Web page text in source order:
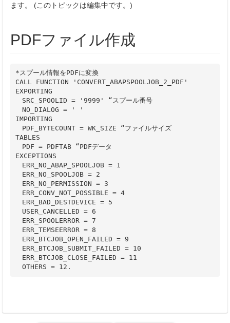
ます。 (このトピックは編集中です。)
PDFファイル作成
*スプール情報をPDFに変換
CALL FUNCTION 'CONVERT_ABAPSPOOLJOB_2_PDF'
EXPORTING
SRC_SPOOLID = '9999' “スプール番号
NO_DIALOG = ' '
IMPORTING
PDF_BYTECOUNT = WK_SIZE “ファイルサイズ
TABLES
PDF = PDFTAB “PDFデータ
EXCEPTIONS
ERR_NO_ABAP_SPOOLJOB = 1
ERR_NO_SPOOLJOB = 2
ERR_NO_PERMISSION = 3
ERR_CONV_NOT_POSSIBLE = 4
ERR_BAD_DESTDEVICE = 5
USER_CANCELLED = 6
ERR_SPOOLERROR = 7
ERR_TEMSEERROR = 8
ERR_BTCJOB_OPEN_FAILED = 9
ERR_BTCJOB_SUBMIT_FAILED = 10
ERR_BTCJOB_CLOSE_FAILED = 11
OTHERS = 12.